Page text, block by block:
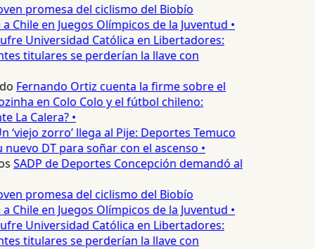
promesa del ciclismo del Biobío
Chile en Juegos Olímpicos de la Juventud •
Universidad Católica en Libertadores:
titulares se perderían la llave con
Fernando Ortiz cuenta la firme sobre el
en Colo Colo y el fútbol chileno:
La Calera? •
‘viejo zorro’ llega al Pije: Deportes Temuco
DT para soñar con el ascenso •
SADP de Deportes Concepción demandó al
promesa del ciclismo del Biobío
Chile en Juegos Olímpicos de la Juventud •
Universidad Católica en Libertadores:
titulares se perderían la llave con